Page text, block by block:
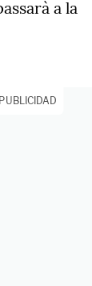
a la
PUBLICIDAD